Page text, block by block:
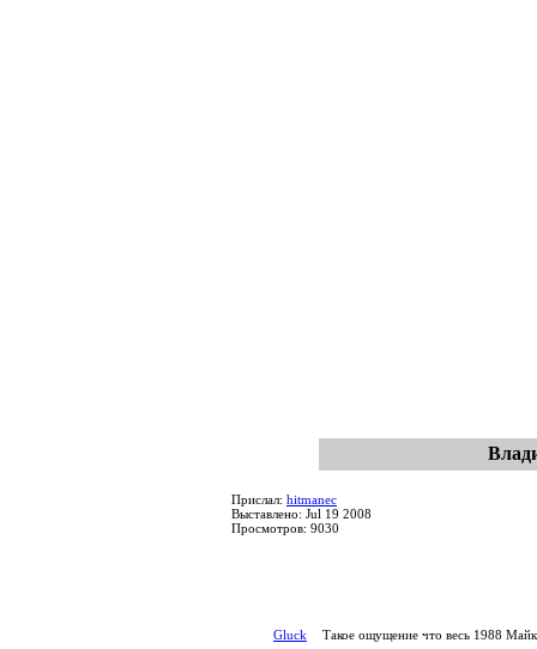
Прислал: hitmanec
Выставлено: Jul 19 2008
Просмотров: 9030
Gluck Такое ощущение что весь 1988